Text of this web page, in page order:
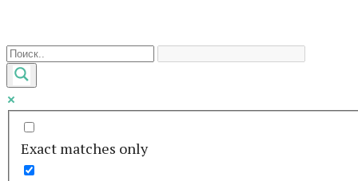
контенту
Exact matches only